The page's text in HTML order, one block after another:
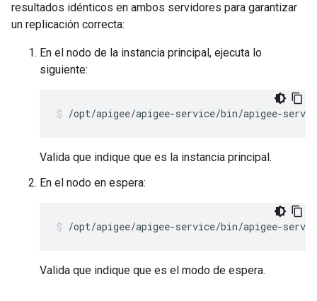
resultados idénticos en ambos servidores para garantizar
un replicación correcta:
En el nodo de la instancia principal, ejecuta lo
siguiente:
/opt/apigee/apigee-service/bin/apigee-
Valida que indique que es la instancia principal.
En el nodo en espera:
/opt/apigee/apigee-service/bin/apigee-
Valida que indique que es el modo de espera.